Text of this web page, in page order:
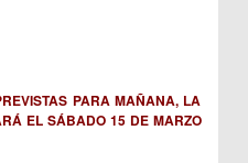
PARA MAÑANA, LA
EL SÁBADO 15 DE MARZO